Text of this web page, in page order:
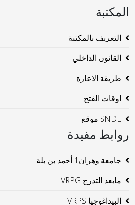
المكتبة
التعريف بالمكتبة
القانون الداخلي
طريقة الاعارة
اوقات الفتح
SNDL موقع
روابط مفيدة
جامعة وهران1 أحمد بن بلة
مابعد التدرج VRPG
البيداغوجيا VRPS